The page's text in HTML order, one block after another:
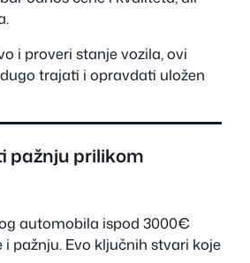
i proveri stanje vozila, ovi
trajati i opravdati uložen
pažnju prilikom
automobila ispod 3000€
pažnju. Evo ključnih stvari koje